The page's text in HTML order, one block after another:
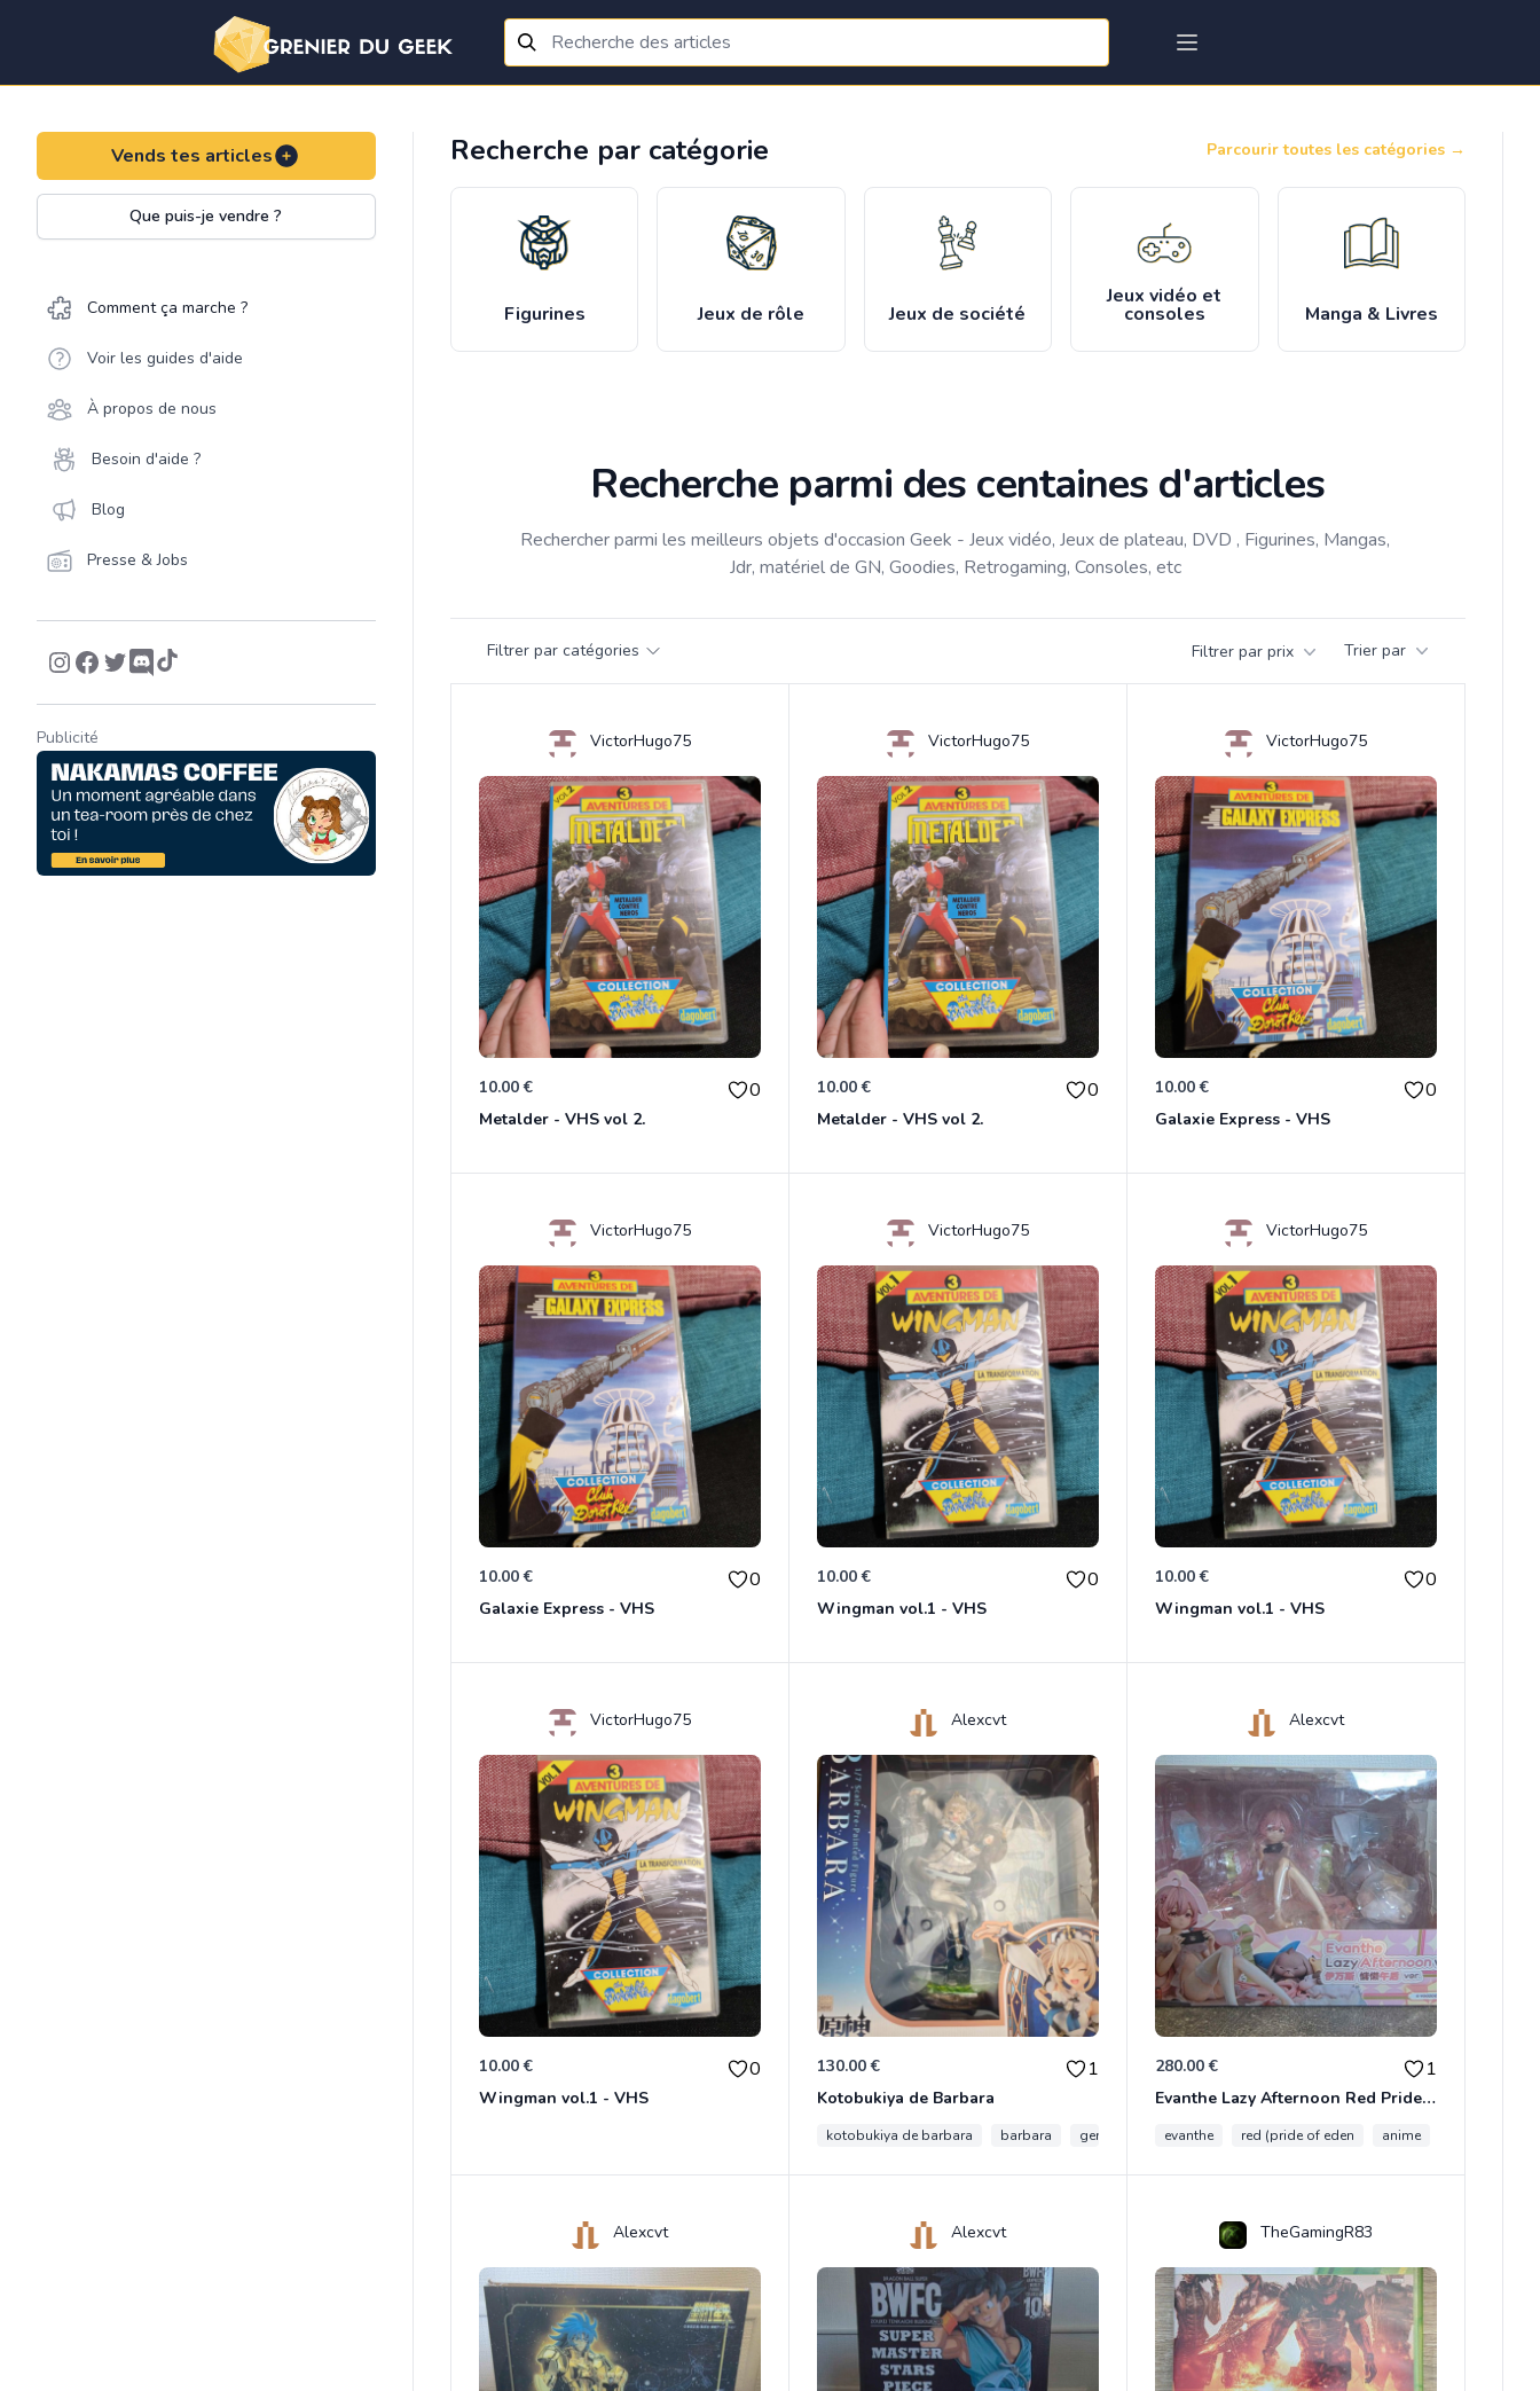
Vends tes articles
Que puis-je vendre ?
Comment ça marche ?
Voir les guides d'aide
À propos de nous
Besoin d'aide ?
Blog
Presse & Jobs
Publicité
Recherche par catégorie Parcourir toutes les catégories →
Figurines Jeux de rôle Jeux de société
Jeux vidéo et
consoles Manga & Livres
Recherche parmi des centaines d'articles
Rechercher parmi les meilleurs objets d'occasion Geek - Jeux vidéo, Jeux de plateau, DVD , Figurines, Mangas,
Jdr, matériel de GN, Goodies, Retrogaming, Consoles, etc
Filtrer par catégories Filtrer par prix Trier par
VictorHugo75
10.00 € 0
Metalder - VHS vol 2.
VictorHugo75
10.00 € 0
Metalder - VHS vol 2.
VictorHugo75
10.00 € 0
Galaxie Express - VHS
VictorHugo75
10.00 € 0
Galaxie Express - VHS
VictorHugo75
10.00 € 0
Wingman vol.1 - VHS
VictorHugo75
10.00 € 0
Wingman vol.1 - VHS
VictorHugo75
10.00 € 0
Wingman vol.1 - VHS
Alexcvt
130.00 € 1
Kotobukiya de Barbara
kotobukiya de barbara barbara genshin impact
Alexcvt
280.00 € 1
Evanthe Lazy Afternoon Red Pride of Eden
evanthe red (pride of eden anime
Alexcvt Alexcvt TheGamingR83